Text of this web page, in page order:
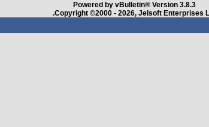
Powered by vBulletin® Version 3.8.3
Copyright ©2000 - 2026, Jelsoft Enterprises